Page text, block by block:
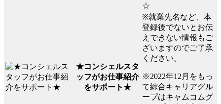
★コンシェルスタ
ッフがお仕事紹介
をサポート★
☆
※就業先名など、本
登録後でないとお伝
えできない情報もご
ざいますのでご了承
ください。
※2022年12月をもっ
て綜合キャリアグル
ープはキャムコムグ